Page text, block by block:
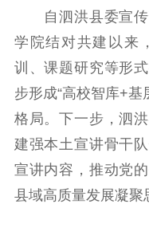
新时代公民素养
提升资源库
科研创新
服务管理平台
文化产业
自泗洪县委宣传
学院结对共建以来
训、课题研究等形
步形成“高校智库+
格局。下一步，泗
建强本土宣讲骨干
宣讲内容，推动党
县域高质量发展凝聚